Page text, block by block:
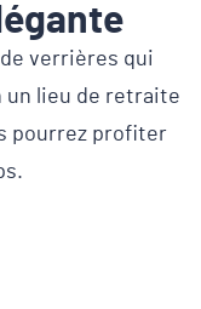
verrières qui
lieu de retraite
pourrez profiter